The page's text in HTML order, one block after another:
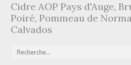
Cidre AOP Pays d'Auge,
Poiré, Pommeau de
Calvados